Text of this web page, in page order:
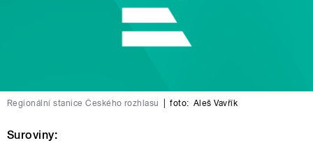
Regionální stanice Českého rozhlasu foto: Aleš Vavřík
Suroviny: